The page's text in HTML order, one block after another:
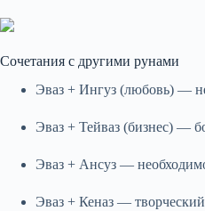
Сочетания с другими рунами
Эваз + Ингуз (любовь) —
Эваз + Тейваз (бизнес) —
Эваз + Ансуз —
Эваз + Кеназ —